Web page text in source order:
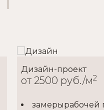
Дизайн-проект
от 2500 руб./м2
замерырабочей